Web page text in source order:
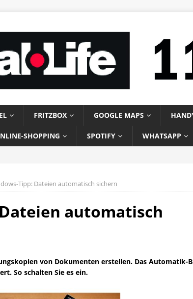
FRITZBOX GOOGLE MAPS
SHOPPING SPOTIFY WHATSAPP
Tipp: Dateien automatisch sichern
automatisch
von Dokumenten erstellen. Das Automatik-
So schalten Sie es ein.